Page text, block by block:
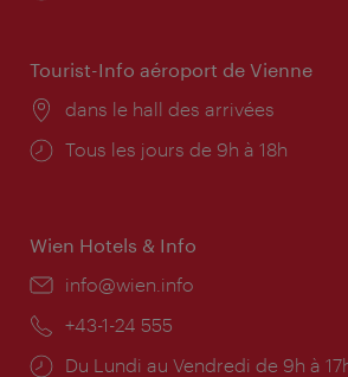
Tourist-Info aéroport de Vienne
Lieu:
dans le hall des arrivées
Horaires
Tous les jours de 9h à 18h
Wien Hotels & Info
E-
info@wien.info
Téléphone:
+43-1-24 555
Horaires
Du Lundi au Vendredi de 9h à